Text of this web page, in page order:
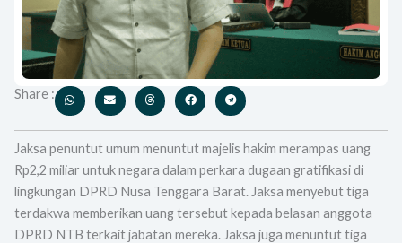
Share :
Jaksa penuntut umum menuntut majelis hakim merampas uang
Rp2,2 miliar untuk negara dalam perkara dugaan gratifikasi di
lingkungan DPRD Nusa Tenggara Barat. Jaksa menyebut tiga
terdakwa memberikan uang tersebut kepada belasan anggota
DPRD NTB terkait jabatan mereka. Jaksa juga menuntut tiga